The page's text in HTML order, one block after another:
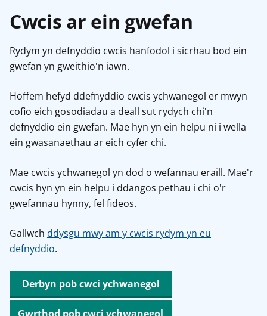
Cwcis ar ein gwefan
Rydym yn defnyddio cwcis hanfodol i sicrhau bod ein
gwefan yn gweithio'n iawn.
Hoffem hefyd ddefnyddio cwcis ychwanegol er mwyn
cofio eich gosodiadau a deall sut rydych chi'n
defnyddio ein gwefan. Mae hyn yn ein helpu ni i wella
ein gwasanaethau ar eich cyfer chi.
Mae cwcis ychwanegol yn dod o wefannau eraill. Mae'r
cwcis hyn yn ein helpu i ddangos pethau i chi o'r
gwefannau hynny, fel fideos.
Gallwch ddysgu mwy am y cwcis rydym yn eu
defnyddio.
Derbyn pob cwci ychwanegol